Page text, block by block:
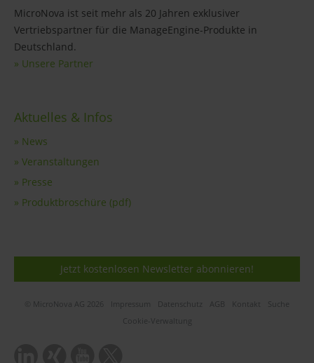
MicroNova ist seit mehr als 20 Jahren exklusiver
Vertriebspartner für die ManageEngine-Produkte in
Deutschland.
» Unsere Partner
Aktuelles & Infos
» News
» Veranstaltungen
» Presse
» Produktbroschüre (pdf)
Jetzt kostenlosen Newsletter abonnieren!
© MicroNova AG 2026 Impressum Datenschutz AGB Kontakt
Suche
Cookie-Verwaltung